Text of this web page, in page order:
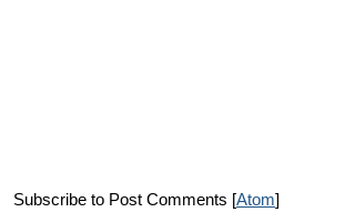
Subscribe to Post Comments [Atom]